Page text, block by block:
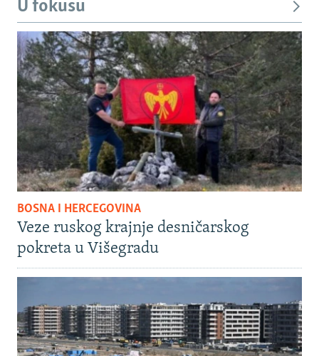
U fokusu
BOSNA I HERCEGOVINA
Veze ruskog krajnje desničarskog
pokreta u Višegradu